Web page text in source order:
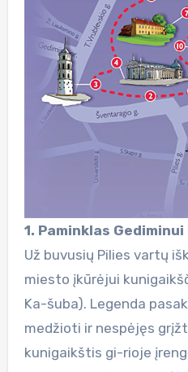
1. Paminklas
Už buvusių Pilies vartų
miesto įkūrėjui
Ka-šuba). Legenda
medžioti ir nespėjęs
kunigaikštis gi-rioje